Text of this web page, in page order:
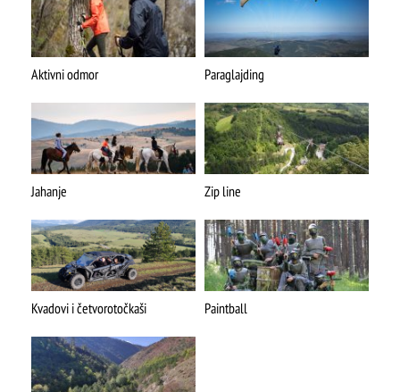
Aktivni odmor Paraglajding
Jahanje Zip line
Kvadovi i četvorotočkaši Paintball